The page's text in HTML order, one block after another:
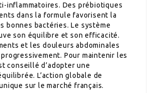
inflammatoires. Des prébiotiques
dans la formule favorisent la
bonnes bactéries. Le système
son équilibre et son efficacité.
et les douleurs abdominales
Pour maintenir les
conseillé d’adopter une
L’action globale de
sur le marché français.